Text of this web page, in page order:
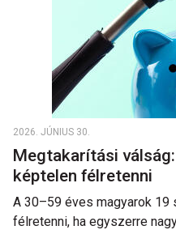
2026. JÚNIUS 30.
Megtakarítási
képtelen félretenni
A 30–59 éves magyarok 19
félretenni, ha egyszerre